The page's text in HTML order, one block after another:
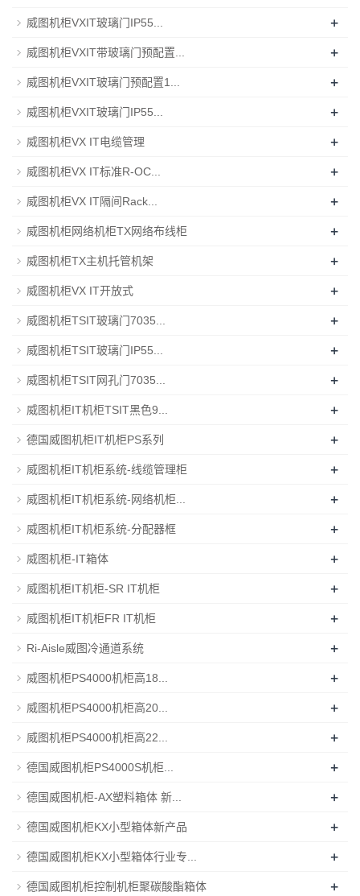
威图机柜VXIT玻璃门IP55... +
威图机柜VXIT带玻璃门预配置... +
威图机柜VXIT玻璃门预配置1... +
威图机柜VXIT玻璃门IP55... +
威图机柜VX IT电缆管理 +
威图机柜VX IT标准R-OC... +
威图机柜VX IT隔间Rack... +
威图机柜网络机柜TX网络布线柜 +
威图机柜TX主机托管机架 +
威图机柜VX IT开放式 +
威图机柜TSIT玻璃门7035... +
威图机柜TSIT玻璃门IP55... +
威图机柜TSIT网孔门7035... +
威图机柜IT机柜TSIT黑色9... +
德国威图机柜IT机柜PS系列 +
威图机柜IT机柜系统-线缆管理柜 +
威图机柜IT机柜系统-网络机柜... +
威图机柜IT机柜系统-分配器框 +
威图机柜-IT箱体 +
威图机柜IT机柜-SR IT机柜 +
威图机柜IT机柜FR IT机柜 +
Ri-Aisle威图冷通道系统 +
威图机柜PS4000机柜高18... +
威图机柜PS4000机柜高20... +
威图机柜PS4000机柜高22... +
德国威图机柜PS4000S机柜... +
德国威图机柜-AX塑料箱体 新... +
德国威图机柜KX小型箱体新产品 +
德国威图机柜KX小型箱体行业专... +
德国威图机柜控制机柜聚碳酸酯箱体 +